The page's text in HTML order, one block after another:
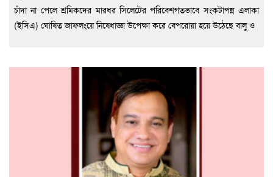
চাঁদা না পেলে শ্রমিকদের মারধর সিলেটের পরিবেশগতভাবে সংকটাপন্ন এলাকা
(ইসিএ) ঘোষিত জাফলংয়ে নিষেধাজ্ঞা উপেক্ষা করে বেপরোয়া হয়ে উঠেছে বালু ও